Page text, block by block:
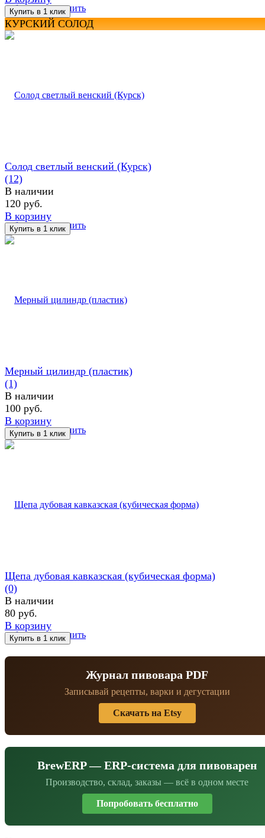
избранное сравнить
КУРСКИЙ СОЛОД
избранное сравнить
Солод светлый венский (Курск)
(12)
В наличии
120 руб.
В корзину
избранное сравнить
Мерный цилиндр (пластик)
(1)
В наличии
100 руб.
В корзину
избранное сравнить
Щепа дубовая кавказская (кубическая форма)
(0)
В наличии
80 руб.
В корзину
Журнал пивовара PDF
Записывай рецепты, варки и дегустации
Скачать на Etsy
BrewERP — ERP-система для пивоварен
Производство, склад, заказы — всё в одном месте
Попробовать бесплатно